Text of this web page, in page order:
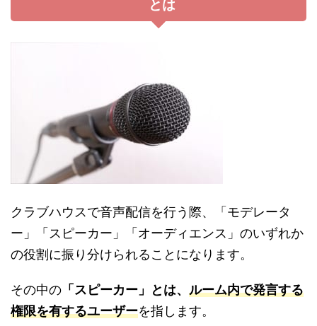
とは
クラブハウスで音声配信を行う際、「モデレータ
ー」「スピーカー」「オーディエンス」のいずれか
の役割に振り分けられることになります。
その中の 「スピーカー」とは、 ルーム内で発言する
権限を有するユーザーを指します。